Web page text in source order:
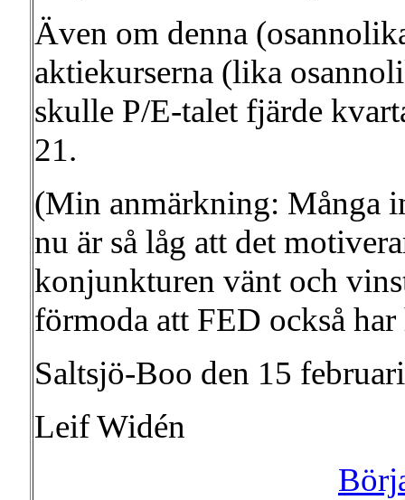
Även om denna
aktiekurserna (lika
skulle P/E-talet fjärde
21.
(Min anmärkning: Många
nu är så låg att det
konjunkturen vänt och
förmoda att FED också
Saltsjö-Boo den 15
Leif Widén